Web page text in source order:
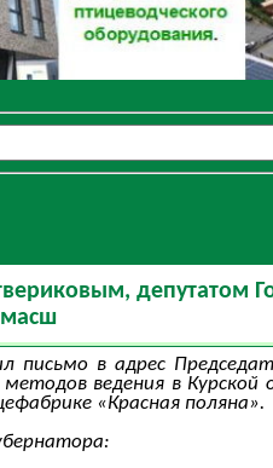
масш
письмо в адрес
ведения в
«Красная поляна».